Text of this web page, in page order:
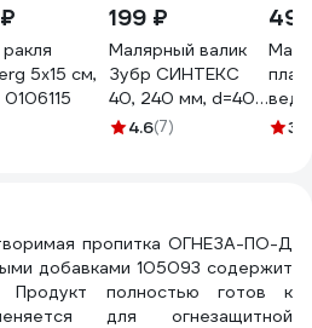
5х15 см,
199 ₽
Малярный валик
Зубр СИНТЕКС
40, 240 мм, d=40
мм, ворс 18 мм,
4.6(7) 3.8
пропитка ОГНЕЗА-ПО-Д
добавками 105093 содержит
Продукт полностью готов к
для огнезащитной